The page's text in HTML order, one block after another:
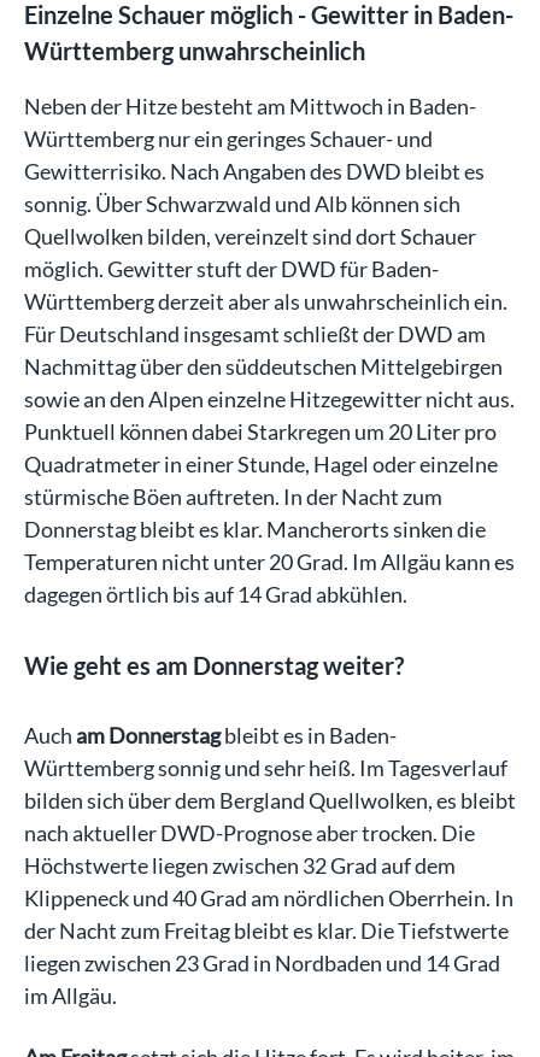
Einzelne Schauer möglich - Gewitter in Baden-
Württemberg unwahrscheinlich
Neben der Hitze besteht am Mittwoch in Baden-
Württemberg nur ein geringes Schauer- und
Gewitterrisiko. Nach Angaben des DWD bleibt es
sonnig. Über Schwarzwald und Alb können sich
Quellwolken bilden, vereinzelt sind dort Schauer
möglich. Gewitter stuft der DWD für Baden-
Württemberg derzeit aber als unwahrscheinlich ein.
Für Deutschland insgesamt schließt der DWD am
Nachmittag über den süddeutschen Mittelgebirgen
sowie an den Alpen einzelne Hitzegewitter nicht aus.
Punktuell können dabei Starkregen um 20 Liter pro
Quadratmeter in einer Stunde, Hagel oder einzelne
stürmische Böen auftreten. In der Nacht zum
Donnerstag bleibt es klar. Mancherorts sinken die
Temperaturen nicht unter 20 Grad. Im Allgäu kann es
dagegen örtlich bis auf 14 Grad abkühlen.
Wie geht es am Donnerstag weiter?
Aucham Donnerstagbleibt es in Baden-
Württemberg sonnig und sehr heiß. Im Tagesverlauf
bilden sich über dem Bergland Quellwolken, es bleibt
nach aktueller DWD-Prognose aber trocken. Die
Höchstwerte liegen zwischen 32 Grad auf dem
Klippeneck und 40 Grad am nördlichen Oberrhein. In
der Nacht zum Freitag bleibt es klar. Die Tiefstwerte
liegen zwischen 23 Grad in Nordbaden und 14 Grad
im Allgäu.